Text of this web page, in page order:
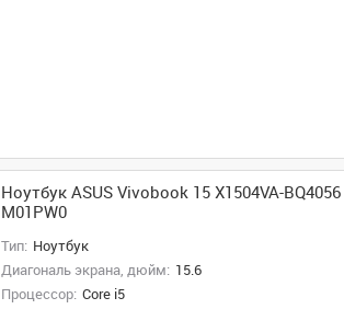
Ноутбук ASUS Vivobook 15 X1504VA-
M01PW0
Тип: Ноутбук
Диагональ экрана, дюйм: 15.6
Процессор: Core i5